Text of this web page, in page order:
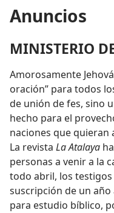
Anuncios
MINISTERIO
Amorosamente
oración” para todos
de unión de fes, sino
hecho para el
naciones que quieran
La revista La Atalaya
personas a venir a la
todo abril, los testigos
suscripción de un año
para estudio bíblico,